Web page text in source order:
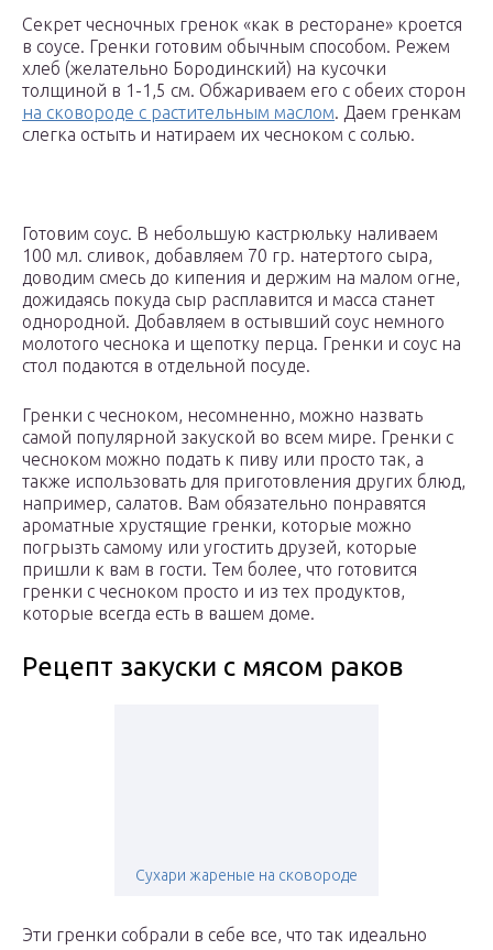
Секрет чесночных гренок «как в ресторане» кроется
в соусе. Гренки готовим обычным способом. Режем
хлеб (желательно Бородинский) на кусочки
толщиной в 1-1,5 см. Обжариваем его с обеих сторон
на сковороде с растительным маслом. Даем гренкам
слегка остыть и натираем их чесноком с солью.
Готовим соус. В небольшую кастрюльку наливаем
100 мл. сливок, добавляем 70 гр. натертого сыра,
доводим смесь до кипения и держим на малом огне,
дожидаясь покуда сыр расплавится и масса станет
однородной. Добавляем в остывший соус немного
молотого чеснока и щепотку перца. Гренки и соус на
стол подаются в отдельной посуде.
Гренки с чесноком, несомненно, можно назвать
самой популярной закуской во всем мире. Гренки с
чесноком можно подать к пиву или просто так, а
также использовать для приготовления других блюд,
например, салатов. Вам обязательно понравятся
ароматные хрустящие гренки, которые можно
погрызть самому или угостить друзей, которые
пришли к вам в гости. Тем более, что готовится
гренки с чесноком просто и из тех продуктов,
которые всегда есть в вашем доме.
Рецепт закуски с мясом раков
Сухари жареные на сковороде
Эти гренки собрали в себе все, что так идеально